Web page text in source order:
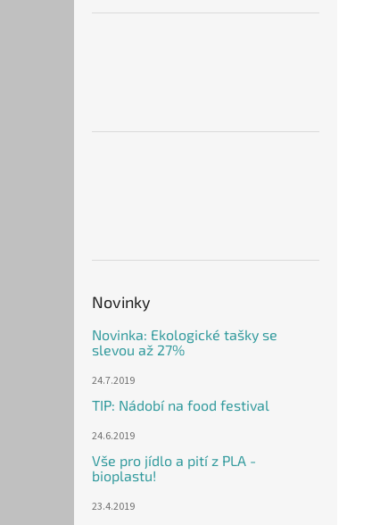
Novinky
Novinka: Ekologické tašky se
slevou až 27%
24.7.2019
TIP: Nádobí na food festival
24.6.2019
Vše pro jídlo a pití z PLA -
bioplastu!
23.4.2019